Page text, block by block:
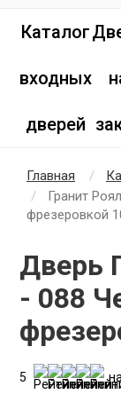
Каталог
входных
дверей
Главная
Гранит
фрезеровкой
Дверь
- 088
5